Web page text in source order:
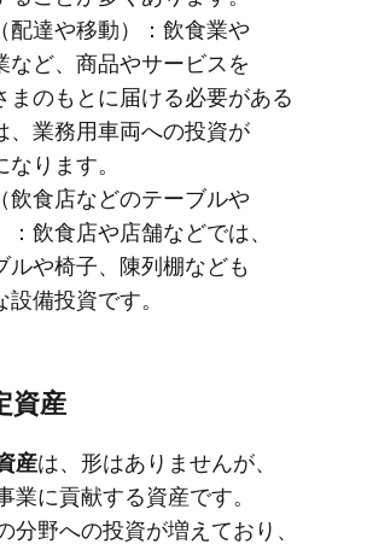
配達や​移動）​：飲​食業や​
など、​商品や​サービスを​
まのもとに​届ける​必要が​ある​
、​業務用車両への​投資が​
なります。
飲食店などの​テーブルや​
：飲​食店や​店舗などでは、​
ルや​椅子、​陳列棚なども​
設備投資です。
資産
産は、​形は​ありませんが、​
業に​貢献する​資産です。​
分野への​投資が​増えており、​